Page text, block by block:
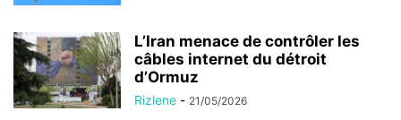
L’Iran menace de contrôler les
câbles internet du détroit
d’Ormuz
Rizlene - 21/05/2026